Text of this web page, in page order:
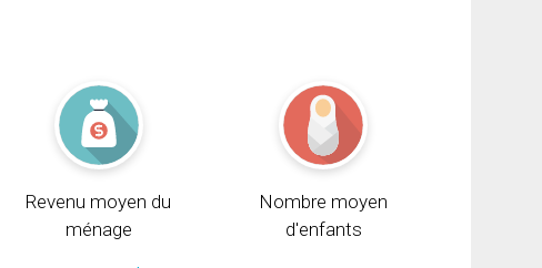
Revenu moyen du
ménage
Nombre moyen
d'enfants